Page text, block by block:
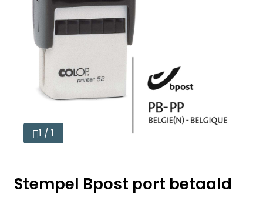
1 / 1
Stempel Bpost port betaald